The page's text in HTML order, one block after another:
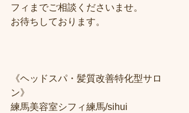
フィまでご相談くださいませ。
お待ちしております。
《ヘッドスパ・髪質改善特化型サロ
ン》
練馬美容室シフィ練馬/sihui